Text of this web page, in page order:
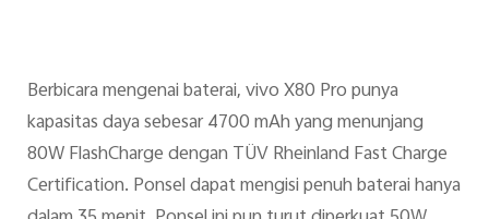
Berbicara mengenai baterai, vivo X80 Pro punya
kapasitas daya sebesar 4700 mAh yang menunjang
80W FlashCharge dengan TÜV Rheinland Fast Charge
Certification. Ponsel dapat mengisi penuh baterai hanya